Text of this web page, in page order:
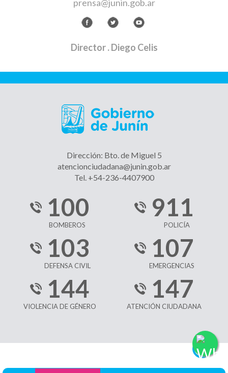
prensa@junin.gob.ar
Director. Diego Celis
Dirección: Bto. de Miguel 5
atencionciudadana@junin.gob.ar
Tel. +54-236-4407900
100
BOMBEROS
911
POLICÍA
103
DEFENSA CIVIL
107
EMERGENCIAS
144
VIOLENCIA DE GÉNERO
147
ATENCIÓN CIUDADANA